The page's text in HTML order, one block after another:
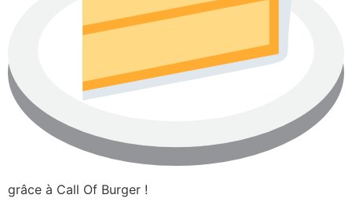
grâce à Call Of Burger !